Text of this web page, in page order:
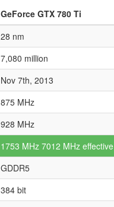
GeForce GTX 780 Ti
28 nm
7,080 million
Nov 7th, 2013
875 MHz
928 MHz
1753 MHz 7012 MHz effective
GDDR5
384 bit